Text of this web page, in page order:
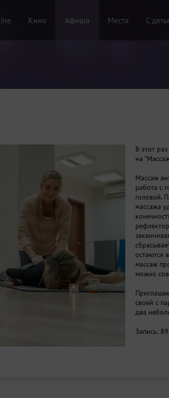
Кино Афиша Места С
В этот
на
Массаж
работа с
головой.
массажа
остаются
массаж
можно
своей с
два
Запись: